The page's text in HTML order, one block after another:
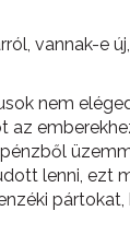
vannak-e
nem
az
lenni, ezt